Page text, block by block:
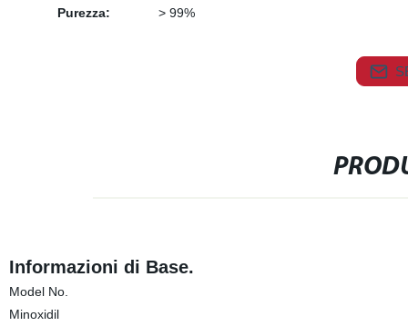
Purezza:
> 99%
Informazioni di Base.
Model No.
Minoxidil